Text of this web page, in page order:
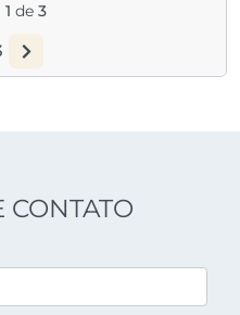
1 de 3